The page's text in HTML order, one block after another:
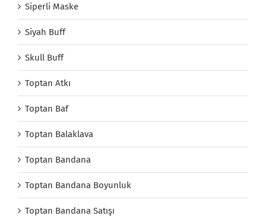
Siperli Maske
Siyah Buff
Skull Buff
Toptan Atkı
Toptan Baf
Toptan Balaklava
Toptan Bandana
Toptan Bandana Boyunluk
Toptan Bandana Satışı